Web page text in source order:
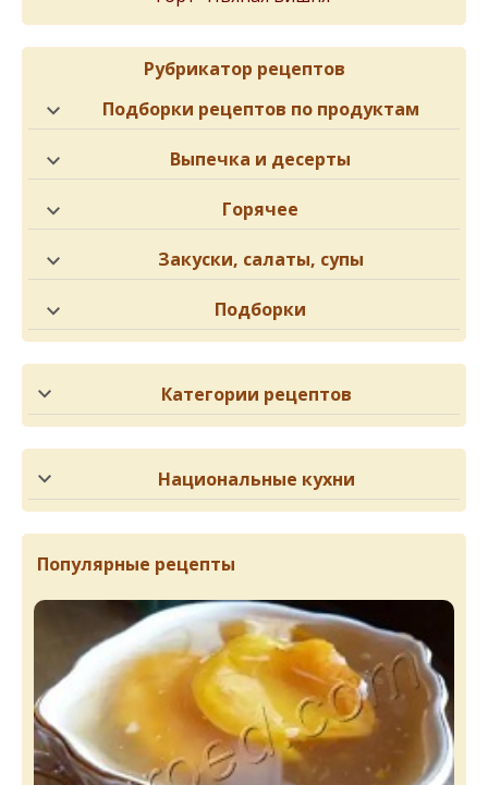
Рубрикатор рецептов
Подборки рецептов по продуктам
Выпечка и десерты
Горячее
Закуски, салаты, супы
Подборки
Категории рецептов
Национальные кухни
Популярные рецепты